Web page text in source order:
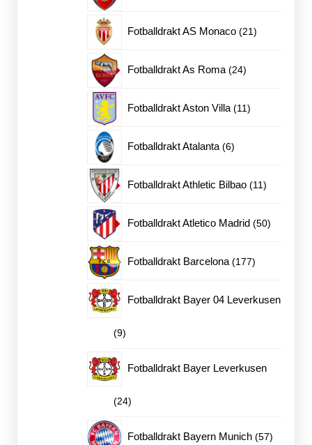
Fotballdrakt AS Monaco 2121
Fotballdrakt As Roma 2424
Fotballdrakt Aston Villa 1111
Fotballdrakt Atalanta 66
Fotballdrakt Athletic Bilbao 1111
Fotballdrakt Atletico Madrid 5050
Fotballdrakt Barcelona 177177
Fotballdrakt Bayer 04 Leverkusen
99
produkter
Fotballdrakt Bayer Leverkusen
2424
produkter
Fotballdrakt Bayern Munich 5757